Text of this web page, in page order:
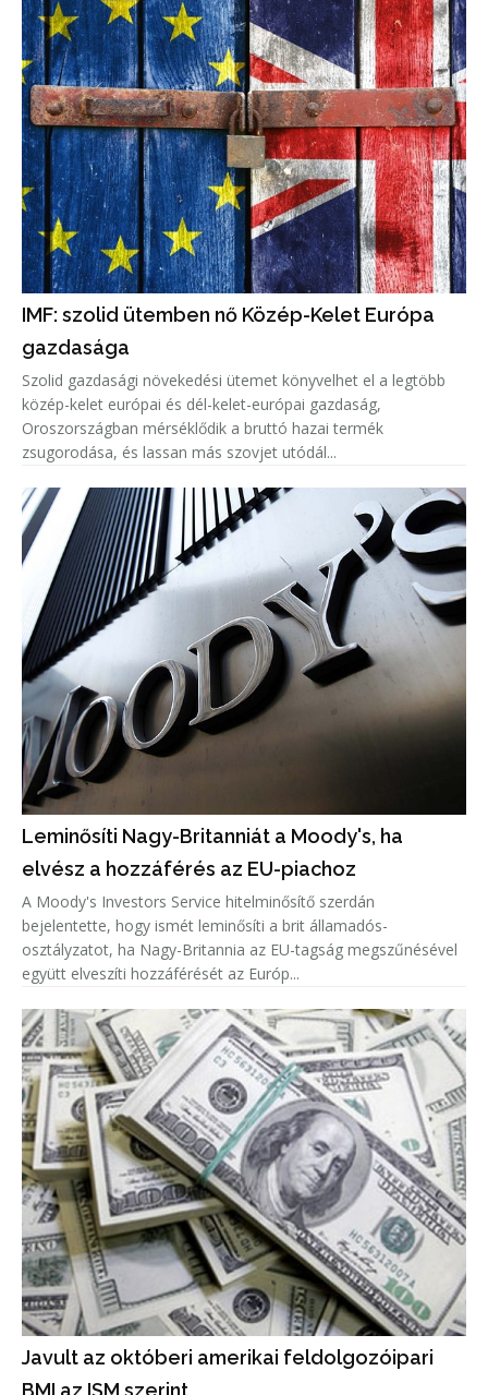
IMF: szolid ütemben nő Közép-Kelet Európa
gazdasága
Szolid gazdasági növekedési ütemet könyvelhet el a legtöbb
közép-kelet európai és dél-kelet-európai gazdaság,
Oroszországban mérséklődik a bruttó hazai termék
zsugorodása, és lassan más szovjet utódál...
Leminősíti Nagy-Britanniát a Moody's, ha
elvész a hozzáférés az EU-piachoz
A Moody's Investors Service hitelminősítő szerdán
bejelentette, hogy ismét leminősíti a brit államadós-
osztályzatot, ha Nagy-Britannia az EU-tagság megszűnésével
együtt elveszíti hozzáférését az Európ...
Javult az októberi amerikai feldolgozóipari
BMI az ISM szerint